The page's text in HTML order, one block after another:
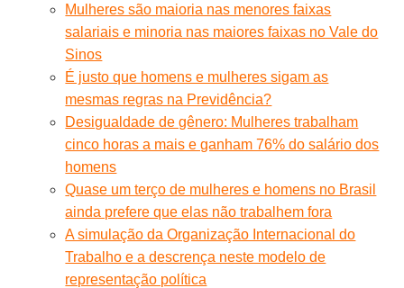
Mulheres são maioria nas menores faixas
salariais e minoria nas maiores faixas no Vale do
Sinos
É justo que homens e mulheres sigam as
mesmas regras na Previdência?
Desigualdade de gênero: Mulheres trabalham
cinco horas a mais e ganham 76% do salário dos
homens
Quase um terço de mulheres e homens no Brasil
ainda prefere que elas não trabalhem fora
A simulação da Organização Internacional do
Trabalho e a descrença neste modelo de
representação política